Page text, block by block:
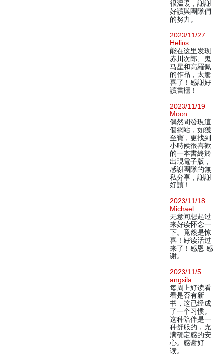
很溫暖，謝謝
好讀與團隊們
的努力。
2023/11/27
Helios
能在这里发现
赤川次郎、鬼
马星和高羅佩
的作品，太驚
喜了！感謝好
讀書櫃！
2023/11/19
Moon
偶然間發現這
個網站，如獲
至寶，更找到
小時候很喜歡
的一本書終於
出現電子版，
感謝團隊的無
私分享，謝謝
好讀！
2023/11/18
Michael
无意间想起过
来好读怀念一
下。竟然是惊
喜！好读活过
来了！感恩 感
谢。
2023/11/5
angsila
每周上好读看
看是否有新
书，这已经成
了一个习惯。
这种陪伴是一
种舒服的，充
满确定感的安
心。感谢好
读。